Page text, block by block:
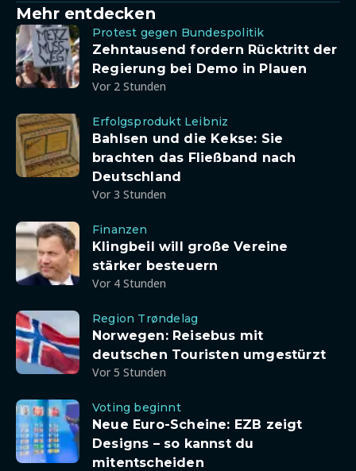
Mehr entdecken
Protest gegen Bundespolitik
Zehntausend fordern Rücktritt der
Regierung bei Demo in Plauen
Vor 2 Stunden
Erfolgsprodukt Leibniz
Bahlsen und die Kekse: Sie
brachten das Fließband nach
Deutschland
Vor 3 Stunden
Finanzen
Klingbeil will große Vereine
stärker besteuern
Vor 4 Stunden
Region Trøndelag
Norwegen: Reisebus mit
deutschen Touristen umgestürzt
Vor 5 Stunden
Voting beginnt
Neue Euro-Scheine: EZB zeigt
Designs – so kannst du
mitentscheiden